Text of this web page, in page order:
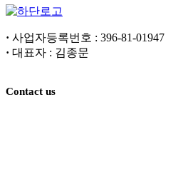
· 사업자등록번호 : 396-81-01947
· 대표자 : 김종문
Contact us